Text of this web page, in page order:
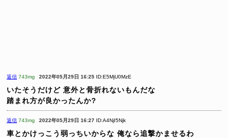
返信 743mg 2022年05月29日 16:25 ID:E5MjU0MzE
いたそうだけど 意外と骨折れないもんだな
踏まれ方が良かったんか?
返信 743mg 2022年05月29日 16:27 ID:A4NjI5Njk
車とかけっこう弱っちいからな 俺なら追撃かませるわ